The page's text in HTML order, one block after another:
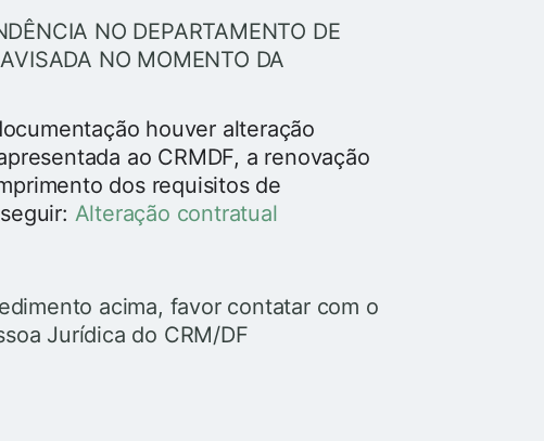
NO DEPARTAMENTO DE
NO MOMENTO DA
houver alteração
ao CRMDF, a renovação
dos requisitos de
Alteração contratual
acima, favor contatar com o
Jurídica do CRM/DF